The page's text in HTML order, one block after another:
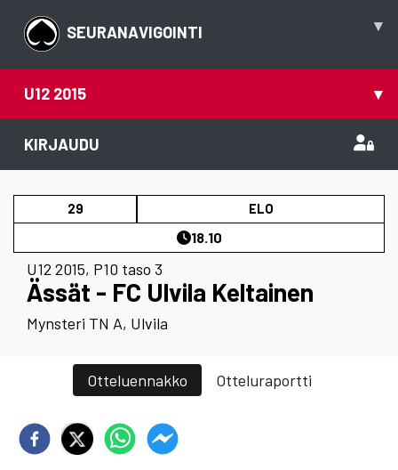
SEURANAVIGOINTI ▾
U12 2015 ▾
KIRJAUDU
29 ELO
18.10
U12 2015, P10 taso 3
Ässät - FC Ulvila Keltainen
Mynsteri TN A, Ulvila
Otteluennakko Otteluraportti